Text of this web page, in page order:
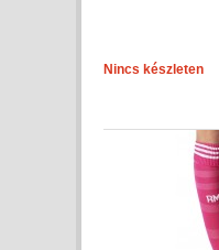
Nincs készleten